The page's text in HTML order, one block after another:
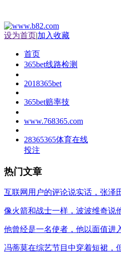
设为首页|加入收藏
首页
365bet线路检测
2018365bet
365bet赔率技
www.768365.com
28365365体育在线
投注
热门文章
互联网用户的评论说实话，张泽
像火箭和战士一样，波波维奇说
他曾经是一名使者，他以面值进
冯蒂莫在综艺节目中穿着短裙，